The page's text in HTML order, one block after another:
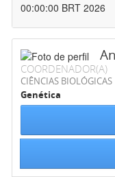
00:00:00 BRT 2026
COORDENADOR(A)
CIÊNCIAS BIOLÓGICAS
Genética